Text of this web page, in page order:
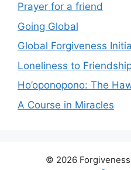
Prayer for a friend
Going Global
Global Forgiveness
Loneliness to
Ho’oponopono: The
A Course in Miracles
© 2026